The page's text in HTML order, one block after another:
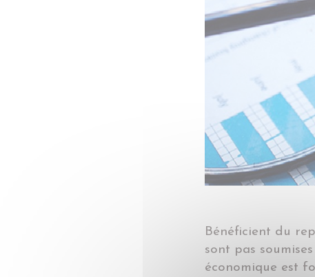
Bénéficient du
sont pas
économique est